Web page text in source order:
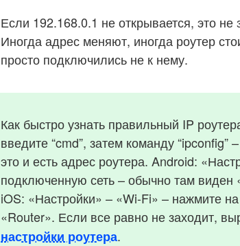
Если 192.168.0.1 не открывается, это не
Иногда адрес меняют, иногда роутер
просто подключились не к нему.
Как быстро узнать правильный IP
введите “cmd”, затем команду
это и есть адрес роутера. Android:
подключенную сеть – обычно там
iOS: «Настройки» – «Wi-Fi» – нажмите
«Router». Если все равно не заходит,
настройки роутера.